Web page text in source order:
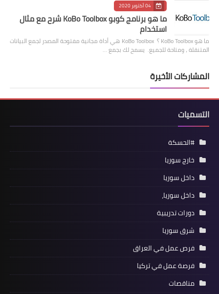
04 أكتوبر 2020
ما هو برنامج كوبو KoBo Toolbox شرح مع مثال
استخدام
ما هو KoBo Toolbox ؟ KoBo Toolbox هي أداة مجانية مفتوحة المصدر لجمع البيانات
المتنقلة ، ومتاحة للجميع. يسمح لك بجمع …
المشاركات الأخيرة
التسميات
#الحسكة
خارج سوريا
داخل سوريا
داخل سوريا،
دورات تدريبية
شرق سوريا
فرص عمل في العراق
فرصة عمل في تركيا
مناقصات